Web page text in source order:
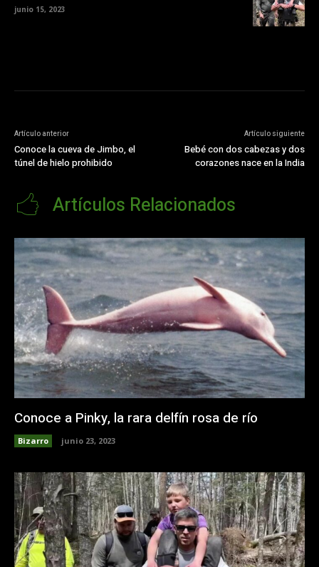
junio 15, 2023
Artículo anterior
Conoce la cueva de Jimbo, el
túnel de hielo prohibido
Artículo siguiente
Bebé con dos cabezas y dos
corazones nace en la India
Artículos Relacionados
Conoce a Pinky, la rara delfín rosa de río
Bizarro junio 23, 2023